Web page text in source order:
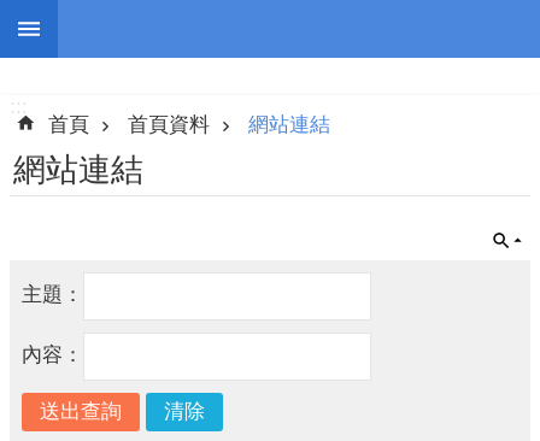
跳到主要內容區塊
搜
識
們
工
:::
首頁 首頁資料 網站連結
網站連結
主題：
內容：